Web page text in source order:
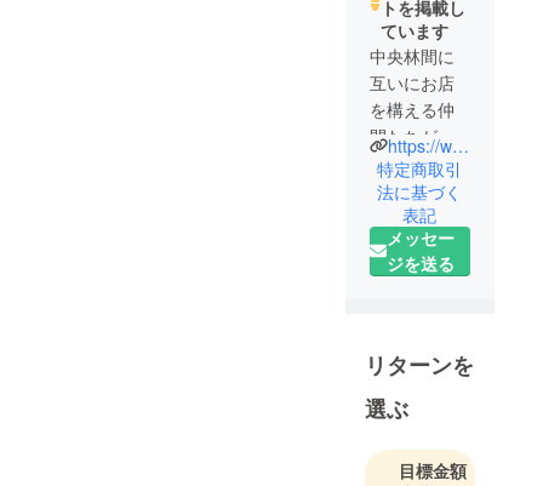
トを掲載し
ています
中央林間に
互いにお店
を構える仲
間たちが昔
ながらの昭
和っぽいお
祭りをみん
なで開催し
ようと有志
トチームで
す。昨年は
見事に開催
日間のべ
https://www.instagram.com/unchoko_rinkan_project/
特定商取引
法に基づく
表記
メッセー
ジを送る
リターンを
選ぶ
目標金額